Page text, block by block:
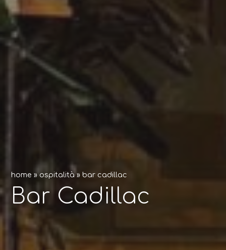
home »ospitalità»bar cadillac
Bar Cadillac